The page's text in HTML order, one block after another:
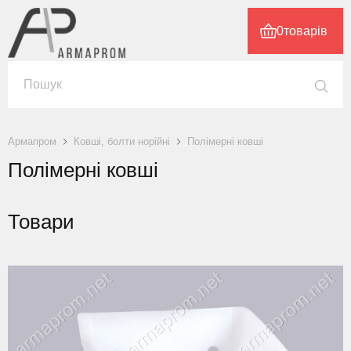
0товарів
Армапром Ковші, болти норійні Полімерні ковші
Полімерні ковші
Товари